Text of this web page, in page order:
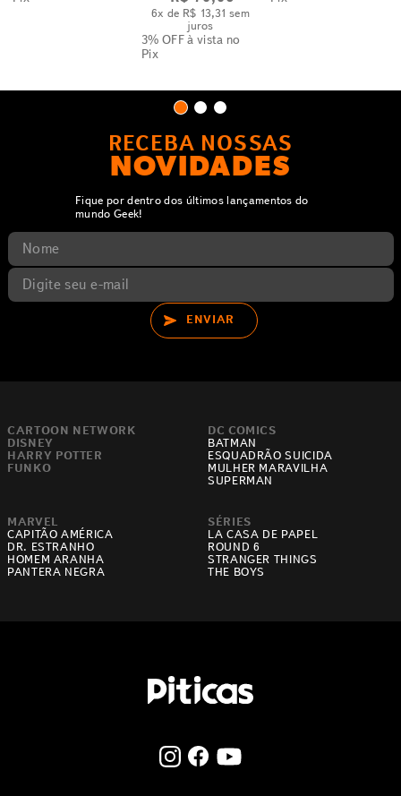
6x de R$ 13,31 sem
juros
3% OFFà vista no
Pix
RECEBA NOSSAS
NOVIDADES
Fique por dentro dos últimos lançamentos do
mundo Geek!
ENVIAR
CARTOON NETWORK
DISNEY
HARRY POTTER
FUNKO
DC COMICS
BATMAN
ESQUADRÃO SUICIDA
MULHER MARAVILHA
SUPERMAN
MARVEL
CAPITÃO AMÉRICA
DR. ESTRANHO
HOMEM ARANHA
PANTERA NEGRA
SÉRIES
LA CASA DE PAPEL
ROUND 6
STRANGER THINGS
THE BOYS